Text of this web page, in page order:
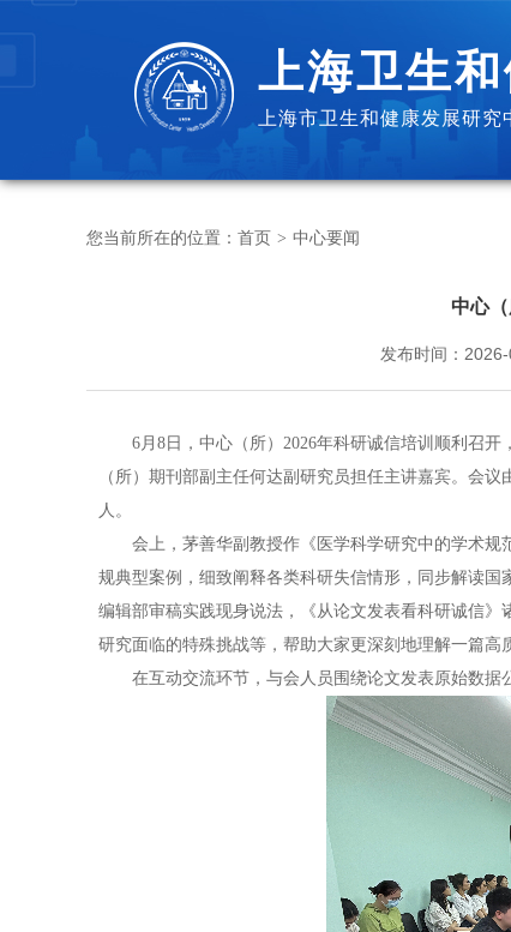
上海卫生
上海市卫生和健康发展研
您当前所在的位置： 首页 > 中心要闻
中心
发布时间：
6月8日，中心（所）2026年科研诚信培训顺利召
（所）期刊部副主任何达副研究员担任主讲嘉宾。会
人。
会上，茅善华副教授作《医学科学研究中的学术
规典型案例，细致阐释各类科研失信情形，同步解读
编辑部审稿实践现身说法，《从论文发表看科研诚信
研究面临的特殊挑战等，帮助大家更深刻地理解一篇高
在互动交流环节，与会人员围绕论文发表原始数